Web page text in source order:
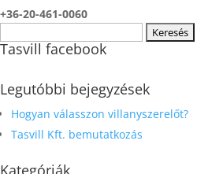
+36-20-461-0060
Tasvill facebook
Legutóbbi bejegyzések
Hogyan válasszon villanyszerelőt?
Tasvill Kft. bemutatkozás
Kategóriák